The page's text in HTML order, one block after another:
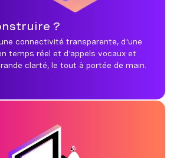
?
connectivité transparente, d'une
temps réel et d'appels vocaux et
clarté, le tout à portée de main.